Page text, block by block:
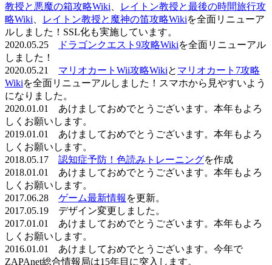
教授と悪魔の箱攻略Wiki
レイトン教授と最後の時間旅行攻
略Wiki
レイトン教授と魔神の笛攻略Wikiを全面リニューア
ルしました！SSL化も実施しています。
2020.05.25
ドラゴンクエスト9攻略Wikiを全面リニューアル
しました！
2020.05.21 マリオカートWii攻略Wikiと マリオカート7攻略
Wikiを全面リニューアルしました！スマホから見やすいよう
になりました。
2020.01.01 あけましておめでとうございます。本年もよろ
しくお願いします。
2019.01.01 あけましておめでとうございます。本年もよろ
しくお願いします。
2018.05.17 認知症予防！色読みトレーニングを作成
2018.01.01 あけましておめでとうございます。本年もよろ
しくお願いします。
2017.06.28 ゲーム最新情報 を更新。
2017.05.19 デザイン変更しました。
2017.01.01 あけましておめでとうございます。本年もよろ
しくお願いします。
2016.01.01 あけましておめでとうございます。今年で
ZAPAnet総合情報局は15年目に突入します。